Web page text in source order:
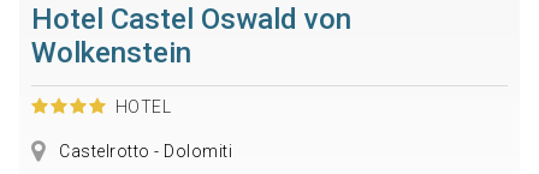
Hotel Castel Oswald von
Wolkenstein
HOTEL
Castelrotto - Dolomiti